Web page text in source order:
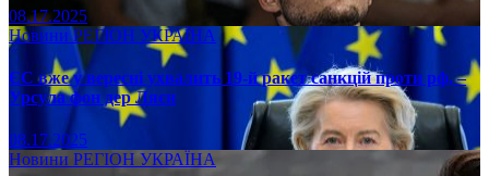
08.17.2025
НовиниРЕГІОН УКРАЇНА
ЄС вже у вересні ухвалить 19-й ракет санкцій проти рф, –
Урсула фон дер Ляєн
08.17.2025
Новини РЕГІОН УКРАЇНА